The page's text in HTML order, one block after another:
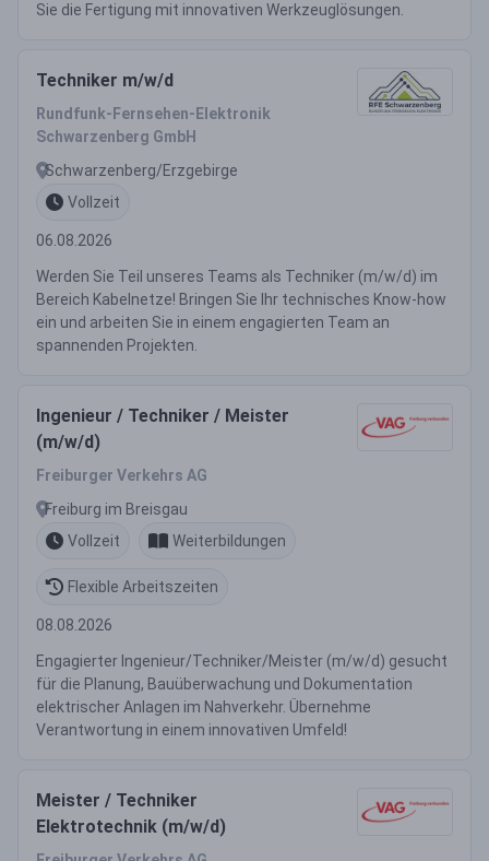
Sie die Fertigung mit innovativen Werkzeuglösungen.
Techniker m/w/d
Rundfunk-Fernsehen-Elektronik
Schwarzenberg GmbH
Schwarzenberg/Erzgebirge
Vollzeit
06.08.2026
Werden Sie Teil unseres Teams als Techniker (m/w/d) im
Bereich Kabelnetze! Bringen Sie Ihr technisches Know-how
ein und arbeiten Sie in einem engagierten Team an
spannenden Projekten.
Ingenieur / Techniker / Meister
(m/w/d)
Freiburger Verkehrs AG
Freiburg im Breisgau
Vollzeit
Weiterbildungen
Flexible Arbeitszeiten
08.08.2026
Engagierter Ingenieur/Techniker/Meister (m/w/d) gesucht
für die Planung, Bauüberwachung und Dokumentation
elektrischer Anlagen im Nahverkehr. Übernehme
Verantwortung in einem innovativen Umfeld!
Meister / Techniker
Elektrotechnik (m/w/d)